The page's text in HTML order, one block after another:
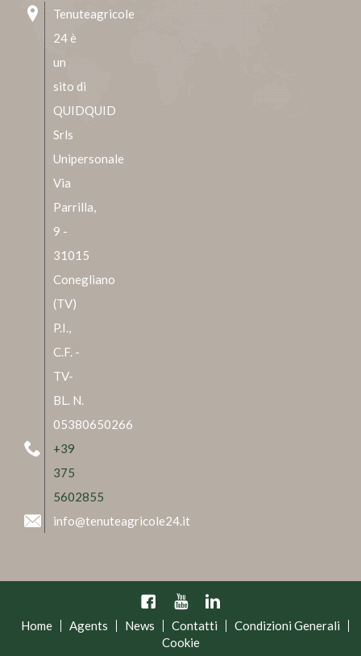
Tenuteagricole
24 è
un
sito di
QUIDQUID
Srls
Unipersonale
Via
Parrilla,
9 -
31015
Conegliano
(TV)
P.I.,
C.F. -
TV-
BL. N.
05380650266
+39
375
5602855
info@tenuteagricole24.it
Facebook
YouTubeLinkedin
Home Agents News Contatti
Condizioni Generali
Cookie